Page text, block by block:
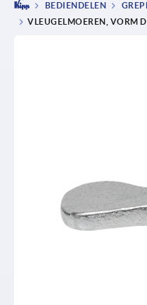
BEDIENDELEN
VLEUGELMOEREN, VORM